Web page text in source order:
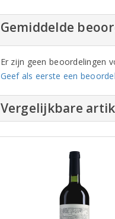
Gemiddelde
Er zijn geen beoordelingen
Geef als eerste een
Vergelijkbare